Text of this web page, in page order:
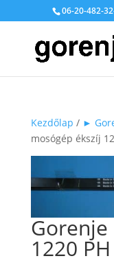
06-20-482-
Kezdőlap / ►
mosógép ékszíj
Gorenje
1220